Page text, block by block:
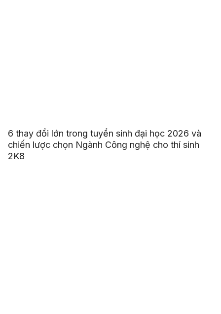
6 thay đổi lớn trong tuyển sinh đại học 2026 và
chiến lược chọn Ngành Công nghệ cho thí sinh
2K8